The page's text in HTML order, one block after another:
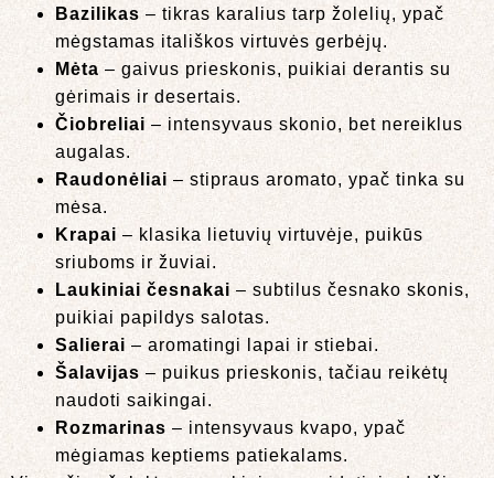
Bazilikas – tikras karalius tarp žolelių, ypač
mėgstamas itališkos virtuvės gerbėjų.
Mėta – gaivus prieskonis, puikiai derantis su
gėrimais ir desertais.
Čiobreliai – intensyvaus skonio, bet nereiklus
augalas.
Raudonėliai – stipraus aromato, ypač tinka su
mėsa.
Krapai – klasika lietuvių virtuvėje, puikūs
sriuboms ir žuviai.
Laukiniai česnakai – subtilus česnako skonis,
puikiai papildys salotas.
Salierai – aromatingi lapai ir stiebai.
Šalavijas – puikus prieskonis, tačiau reikėtų
naudoti saikingai.
Rozmarinas – intensyvaus kvapo, ypač
mėgiamas keptiems patiekalams.